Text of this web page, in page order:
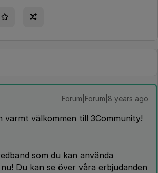
Forum|Forum|8 years ago
varmt välkommen till 3Community!
som du kan använda
Du kan se över våra erbjudanden